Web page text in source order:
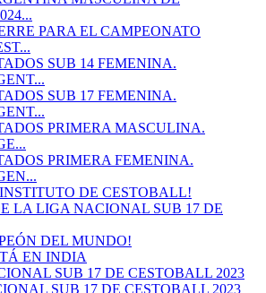
PARA EL CAMPEONATO
SUB 14 FEMENINA.
SUB 17 FEMENINA.
PRIMERA MASCULINA.
PRIMERA FEMENINA.
DE CESTOBALL!
LA LIGA NACIONAL SUB 17 DE
DEL MUNDO!
EN INDIA
SUB 17 DE CESTOBALL 2023
SUB 17 DE CESTOBALL 2023